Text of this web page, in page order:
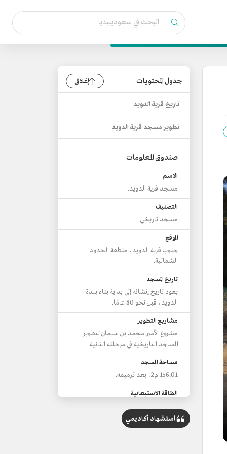
جدول المحتويات إغلاق
تاريخ قرية الدويد
تطوير مسجد قرية الدويد
صندوق المعلومات
الاسم
مسجد قرية الدويد.
التصنيف
مسجد تاريخي.
الموقع
جنوب قرية الدويد، منطقة الحدود
الشمالية.
تاريخ المسجد
يعود تاريخ إنشائه إلى بداية بناء بلدة
الدويد، قبل نحو 80 عامًا.
مشاريع التطوير
مشروع الأمير محمد بن سلمان لتطوير
المساجد التاريخية في مرحلته الثانية.
مساحة المسجد
156.01 م2، بعد ترميمه.
الطاقة الاستيعابية
استشهاد أكاديمي